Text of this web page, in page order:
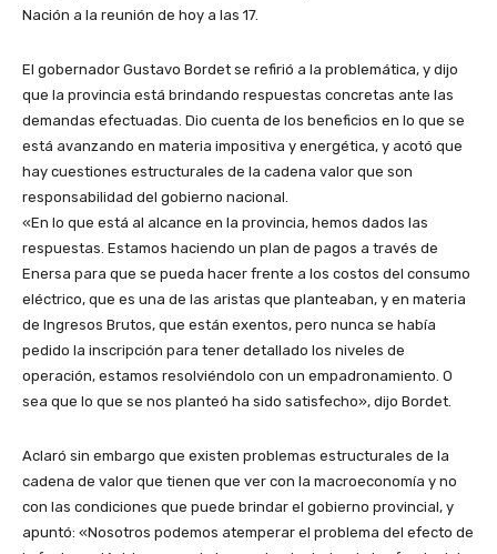
Nación a la reunión de hoy a las 17.
El gobernador Gustavo Bordet se refirió a la problemática, y dijo
que la provincia está brindando respuestas concretas ante las
demandas efectuadas. Dio cuenta de los beneficios en lo que se
está avanzando en materia impositiva y energética, y acotó que
hay cuestiones estructurales de la cadena valor que son
responsabilidad del gobierno nacional.
«En lo que está al alcance en la provincia, hemos dados las
respuestas. Estamos haciendo un plan de pagos a través de
Enersa para que se pueda hacer frente a los costos del consumo
eléctrico, que es una de las aristas que planteaban, y en materia
de Ingresos Brutos, que están exentos, pero nunca se había
pedido la inscripción para tener detallado los niveles de
operación, estamos resolviéndolo con un empadronamiento. O
sea que lo que se nos planteó ha sido satisfecho», dijo Bordet.
Aclaró sin embargo que existen problemas estructurales de la
cadena de valor que tienen que ver con la macroeconomía y no
con las condiciones que puede brindar el gobierno provincial, y
apuntó: «Nosotros podemos atemperar el problema del efecto de